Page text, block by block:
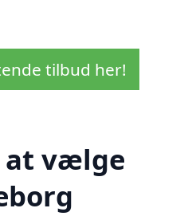
tilbud her!
at vælge